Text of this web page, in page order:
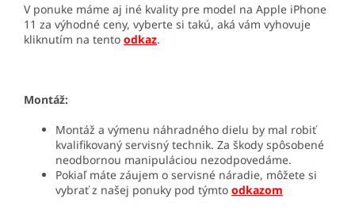
V ponuke máme aj iné kvality pre model na Apple iPhone
11 za výhodné ceny, vyberte si takú, aká vám vyhovuje
kliknutím na tento odkaz.
Montáž:
Montáž a výmenu náhradného dielu by mal robiť
kvalifikovaný servisný technik. Za škody spôsobené
neodbornou manipuláciou nezodpovedáme.
Pokiaľ máte záujem o servisné náradie, môžete si
vybrať z našej ponuky pod týmto odkazom